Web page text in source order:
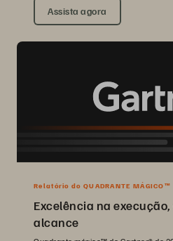
Assista agora
Relatório do QUADRANTE MÁGICO™
Excelência na
alcance